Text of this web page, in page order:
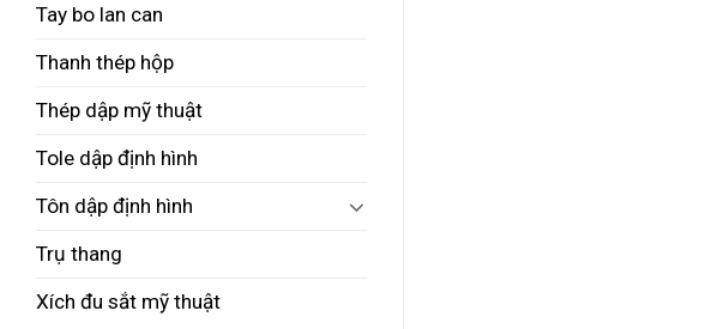
Tay bo lan can
Thanh thép hộp
Thép dập mỹ thuật
Tole dập định hình
Tôn dập định hình
Trụ thang
Xích đu sắt mỹ thuật